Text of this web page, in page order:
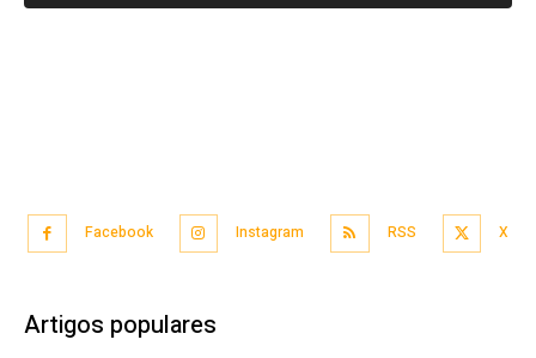
Facebook Instagram RSS X
Artigos populares